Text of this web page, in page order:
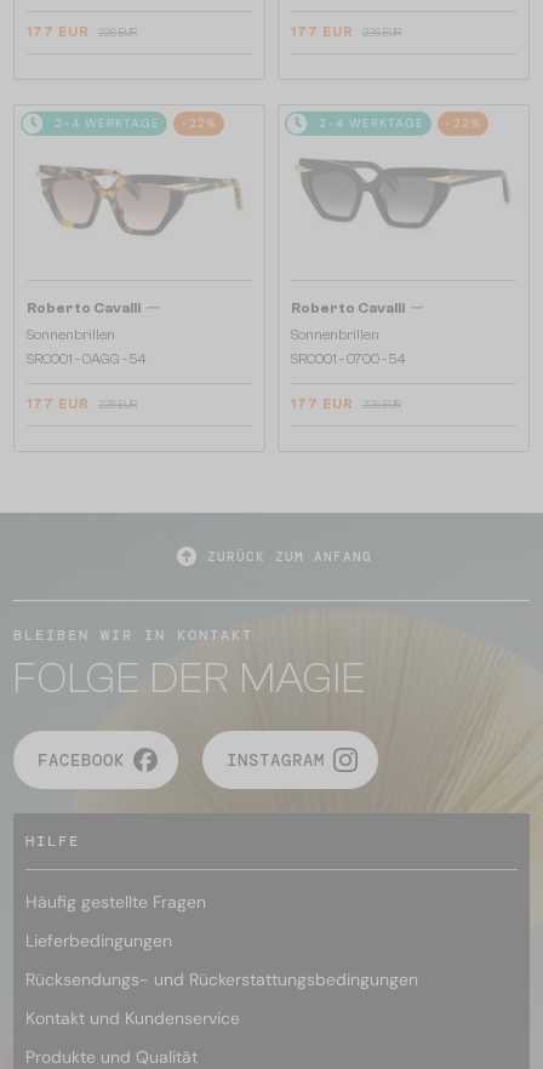
177 EUR 226 EUR 177 EUR 226 EUR
2-4 WERKTAGE -22%
Roberto Cavalli —
Sonnenbrillen
SRC001 - 0AGG - 54
177 EUR 226 EUR
2-4 WERKTAGE -22%
Roberto Cavalli —
Sonnenbrillen
SRC001 - 0700 - 54
177 EUR 226 EUR
ZURÜCK ZUM ANFANG
BLEIBEN WIR IN KONTAKT
FOLGE DER MAGIE
FACEBOOK INSTAGRAM
HILFE
Häufig gestellte Fragen
Lieferbedingungen
Rücksendungs- und Rückerstattungsbedingungen
Kontakt und Kundenservice
Produkte und Qualität